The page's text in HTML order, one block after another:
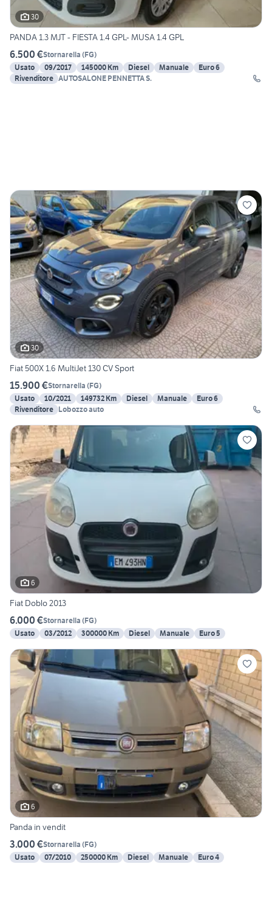
30
PANDA 1.3 MJT - FIESTA 1.4 GPL- MUSA 1.4 GPL
6.500 €Stornarella (FG)
Usato
09/2017 145000 Km Diesel Manuale
Euro 6
Rivenditore AUTOSALONE PENNETTA S.
30
Fiat 500X 1.6 MultiJet 130 CV Sport
15.900 €Stornarella (FG)
Usato
10/2021 149732 Km Diesel Manuale
Euro 6
Rivenditore Lobozzo auto
6
Fiat Doblo 2013
6.000 €Stornarella (FG)
Usato
03/2012 300000 Km Diesel Manuale Euro 5
6
Panda in vendit
3.000 €Stornarella (FG)
Usato
07/2010 250000 Km Diesel Manuale Euro 4